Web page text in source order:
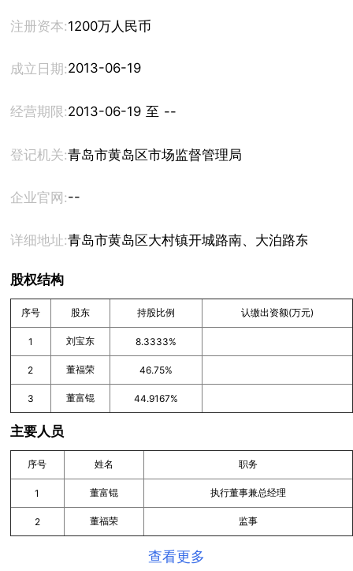
注册资本:1200万人民币
成立日期:2013-06-19
经营期限: 2013-06-19 至 --
登记机关:青岛市黄岛区市场监督管理局
企业官网:--
详细地址:青岛市黄岛区大村镇开城路南、大泊路东
股权结构
序号 股东 持股比例 认缴出资额(万元)
1 刘宝东 8.3333%
2 董福荣 46.75%
3 董富锟 44.9167%
主要人员
序号 姓名 职务
1 董富锟 执行董事兼总经理
2 董福荣 监事
查看更多